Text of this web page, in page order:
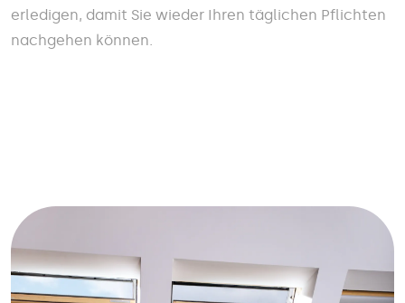
erledigen, damit Sie wieder Ihren täglichen Pflichten
nachgehen können.